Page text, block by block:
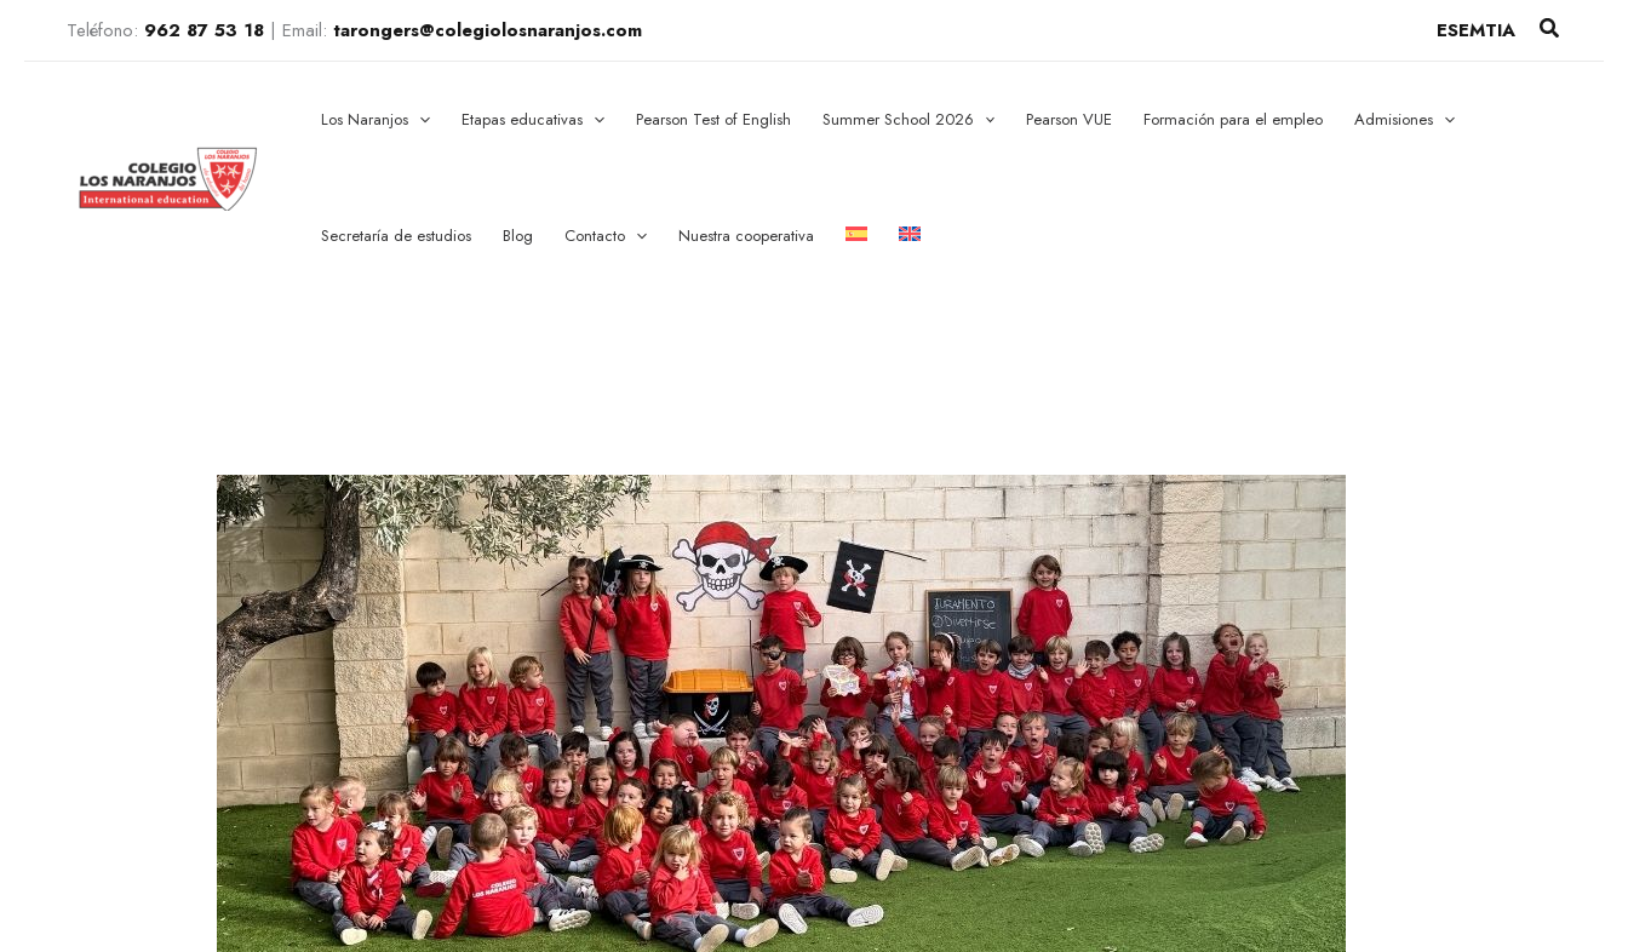
Teléfono: 962 87 53 18 | Email: tarongers@colegiolosnaranjos.com ESEMTIA Buscar
Los Naranjos Etapas educativas Pearson Test of English Summer School 2026 Pearson VUE Formación para el empleo Admisiones
Secretaría de estudios Blog Contacto Nuestra cooperativa